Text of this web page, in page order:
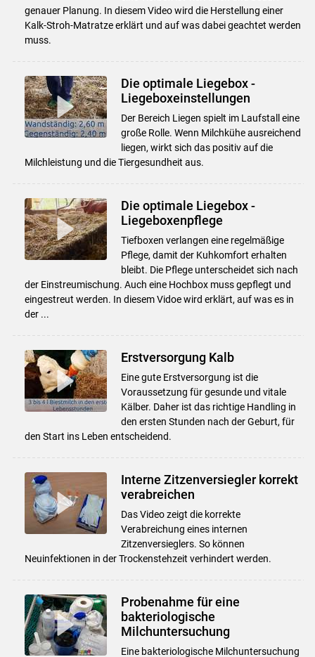
genauer Planung. In diesem Video wird die Herstellung einer
Kalk-Stroh-Matratze erklärt und auf was dabei geachtet werden
muss.
Die optimale Liegebox -
Liegeboxeinstellungen
Der Bereich Liegen spielt im Laufstall eine
große Rolle. Wenn Milchkühe ausreichend
liegen, wirkt sich das positiv auf die
Milchleistung und die Tiergesundheit aus.
Die optimale Liegebox -
Liegeboxenpflege
Tiefboxen verlangen eine regelmäßige
Pflege, damit der Kuhkomfort erhalten
bleibt. Die Pflege unterscheidet sich nach
der Einstreumischung. Auch eine Hochbox muss gepflegt und
eingestreut werden. In diesem Vidoe wird erklärt, auf was es in
der ...
Erstversorgung Kalb
Eine gute Erstversorgung ist die
Voraussetzung für gesunde und vitale
Kälber. Daher ist das richtige Handling in
den ersten Stunden nach der Geburt, für
den Start ins Leben entscheidend.
Interne Zitzenversiegler korrekt
verabreichen
Das Video zeigt die korrekte
Verabreichung eines internen
Zitzenversieglers. So können
Neuinfektionen in der Trockenstehzeit verhindert werden.
Probenahme für eine
bakteriologische
Milchuntersuchung
Eine bakteriologische Milchuntersuchung